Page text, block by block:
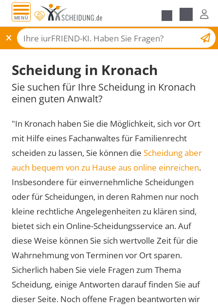
MENÜ
Scheidungsantrag
Scheidung in Kronach
Sie suchen für Ihre Scheidung in Kronach
einen guten Anwalt?
"In Kronach haben Sie die Möglichkeit, sich vor Ort
mit Hilfe eines Fachanwaltes für Familienrecht
scheiden zu lassen, Sie können die Scheidung aber
auch bequem von zu Hause aus online einreichen.
Insbesondere für einvernehmliche Scheidungen
oder für Scheidungen, in deren Rahmen nur noch
kleine rechtliche Angelegenheiten zu klären sind,
bietet sich ein Online-Scheidungsservice an. Auf
diese Weise können Sie sich wertvolle Zeit für die
Wahrnehmung von Terminen vor Ort sparen.
Sicherlich haben Sie viele Fragen zum Thema
Scheidung, einige Antworten darauf finden Sie auf
dieser Seite. Noch offene Fragen beantworten wir